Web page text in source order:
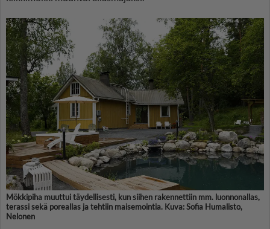
Mökkipiha muuttui täydellisesti, kun siihen rakennettiin mm. luonnonallas,
terassi sekä poreallas ja tehtiin maisemointia. Kuva: Sofia Humalisto,
Nelonen